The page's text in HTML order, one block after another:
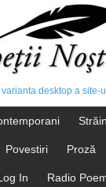
varianta desktop a site-
Povestiri Proză
In Radio